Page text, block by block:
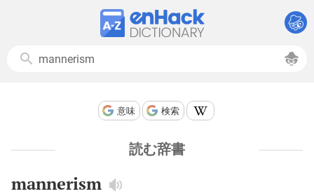
意味 検索
読む辞書
mannerism